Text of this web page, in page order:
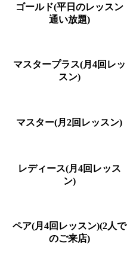
ゴールド(平日のレッスン
通い放題)
マスタープラス(月4回レッ
スン)
マスター(月2回レッスン)
レディース(月4回レッス
ン)
ペア(月4回レッスン)(2人で
のご来店)